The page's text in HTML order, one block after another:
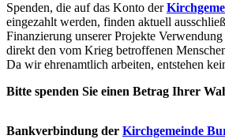
Spenden, die auf das Konto der
eingezahlt werden, finden aktuell
Finanzierung unserer Projekte
direkt den vom Krieg betroffenen
Da wir ehrenamtlich arbeiten, entstehen
Bitte spenden Sie einen Betrag Ihrer
Bankverbindung der Kirchgemeinde